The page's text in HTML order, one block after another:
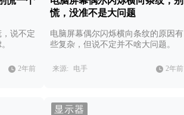
说不定
2年前
慌，没准不是大问题
电脑屏幕偶尔闪烁横向条纹的原因有
些复杂，但说不定并不啥大问题。
来源: 电手 2年前
显示器